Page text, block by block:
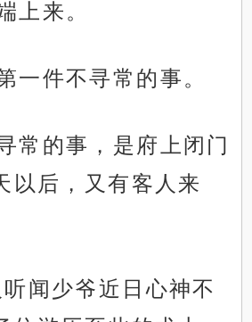
上来。
一件不寻常的事。
常的事，是府上闭门
以后，又有客人来
闻少爷近日心神不